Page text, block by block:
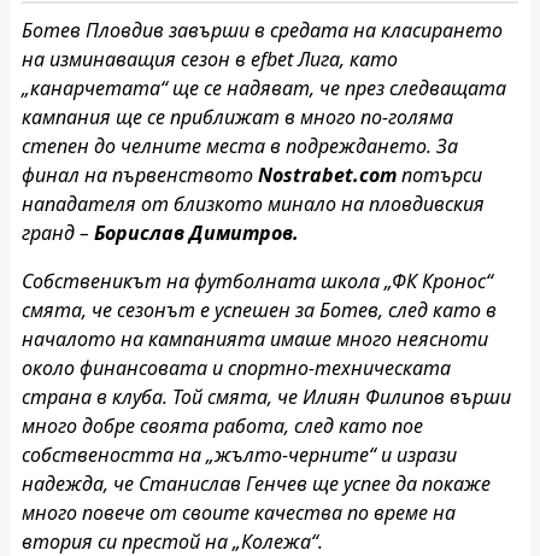
Ботев Пловдив завърши в средата на класирането
на изминаващия сезон в efbet Лига, като
„канарчетата“ ще се надяват, че през следващата
кампания ще се приближат в много по-голяма
степен до челните места в подреждането. За
финал на първенствотоNostrabet.comпотърси
нападателя от близкото минало на пловдивския
гранд – Борислав Димитров.
Собственикът на футболната школа „ФК Кронос“
смята, че сезонът е успешен за Ботев, след като в
началото на кампанията имаше много неясноти
около финансовата и спортно-техническата
страна в клуба. Той смята, че Илиян Филипов върши
много добре своята работа, след като пое
собствеността на „жълто-черните“ и изрази
надежда, че Станислав Генчев ще успее да покаже
много повече от своите качества по време на
втория си престой на „Колежа“.